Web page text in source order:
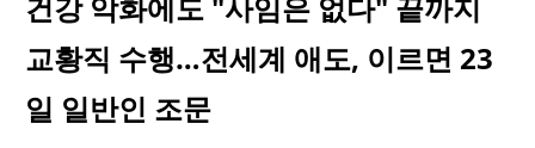
건강 악화에도 "사임은 없다" 끝까지
교황직 수행…전세계 애도, 이르면 23
일 일반인 조문